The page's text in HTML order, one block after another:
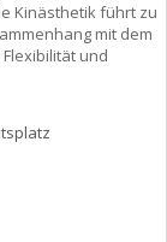
Kinästhetik führt zu
mit dem
und